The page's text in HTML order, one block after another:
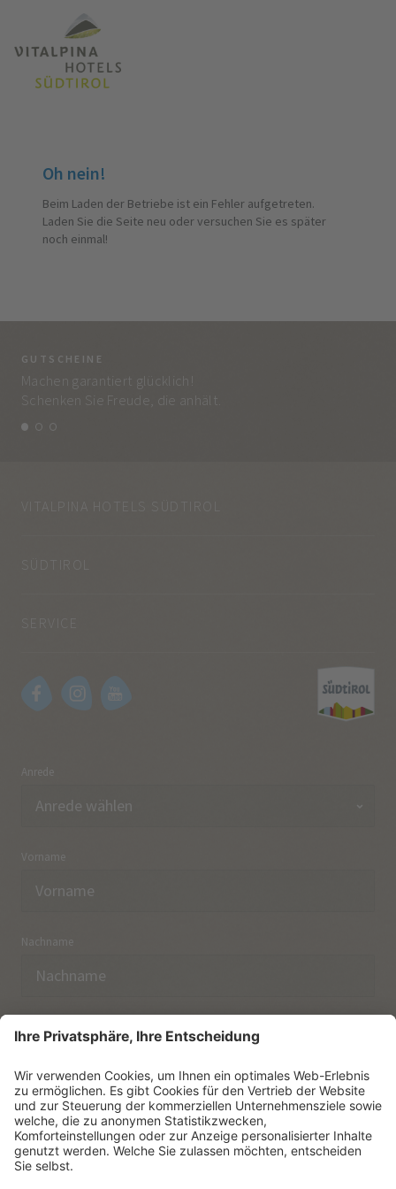
Oh nein!
Beim Laden der Betriebe ist ein Fehler aufgetreten.
Laden Sie die Seite neu oder versuchen Sie es später
noch einmal!
GUTSCHEINE
Machen garantiert glücklich!
Schenken Sie Freude, die anhält.
VITALPINA HOTELS SÜDTIROL
Anrede
Vorname
Nachname
Ich habe dieDatenschutzerklärungzur Kenntnis
genommen.